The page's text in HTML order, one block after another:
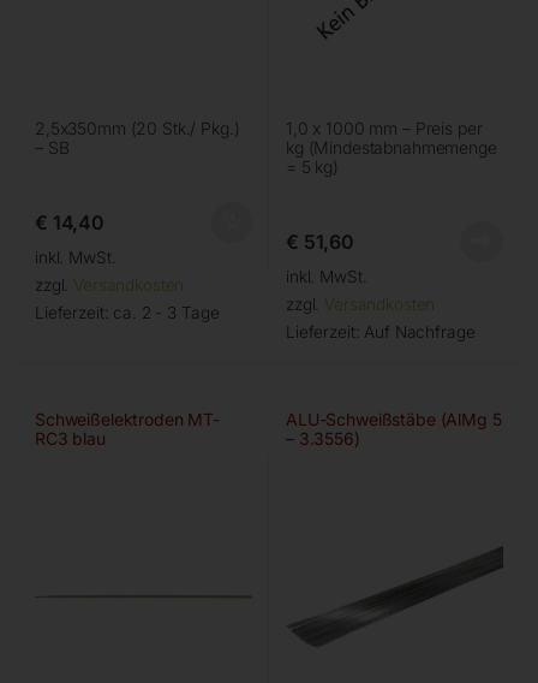
2,5x350mm (20 Stk./ Pkg.)
– SB
€ 14,40
inkl. MwSt.
zzgl. Versandkosten
Lieferzeit: ca. 2 - 3 Tage
1,0 x 1000 mm – Preis per
kg (Mindestabnahmemenge
= 5 kg)
€ 51,60
inkl. MwSt.
zzgl. Versandkosten
Lieferzeit: Auf Nachfrage
Schweißelektroden MT-
RC3 blau
ALU-Schweißstäbe (AlMg 5
– 3.3556)